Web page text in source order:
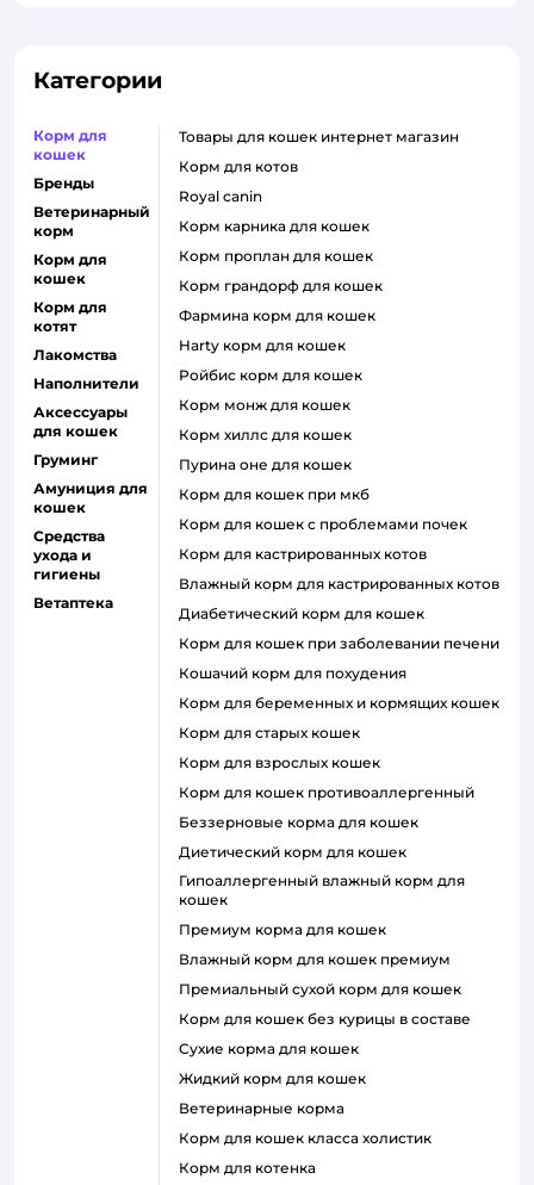
Категории
Корм для
кошек
Бренды
Ветеринарный
корм
Корм для
кошек
Корм для
котят
Лакомства
Наполнители
Аксессуары
для кошек
Груминг
Амуниция для
кошек
Средства
ухода и
гигиены
Ветаптека
товары для кошек интернет магазин
корм для котов
royal canin
корм карника для кошек
корм проплан для кошек
корм грандорф для кошек
фармина корм для кошек
harty корм для кошек
ройбис корм для кошек
корм монж для кошек
корм хиллс для кошек
пурина оне для кошек
корм для кошек при мкб
корм для кошек с проблемами почек
Корм для кастрированных котов
влажный корм для кастрированных котов
диабетический корм для кошек
корм для кошек при заболевании печени
кошачий корм для похудения
корм для беременных и кормящих кошек
корм для старых кошек
корм для взрослых кошек
корм для кошек противоаллергенный
беззерновые корма для кошек
диетический корм для кошек
гипоаллергенный влажный корм для
кошек
премиум корма для кошек
влажный корм для кошек премиум
премиальный сухой корм для кошек
корм для кошек без курицы в составе
сухие корма для кошек
жидкий корм для кошек
ветеринарные корма
корм для кошек класса холистик
корм для котенка